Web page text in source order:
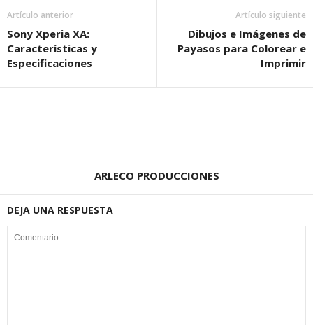
Artículo anterior
Sony Xperia XA:
Características y
Especificaciones
Artículo siguiente
Dibujos e Imágenes de
Payasos para Colorear e
Imprimir
ARLECO PRODUCCIONES
DEJA UNA RESPUESTA